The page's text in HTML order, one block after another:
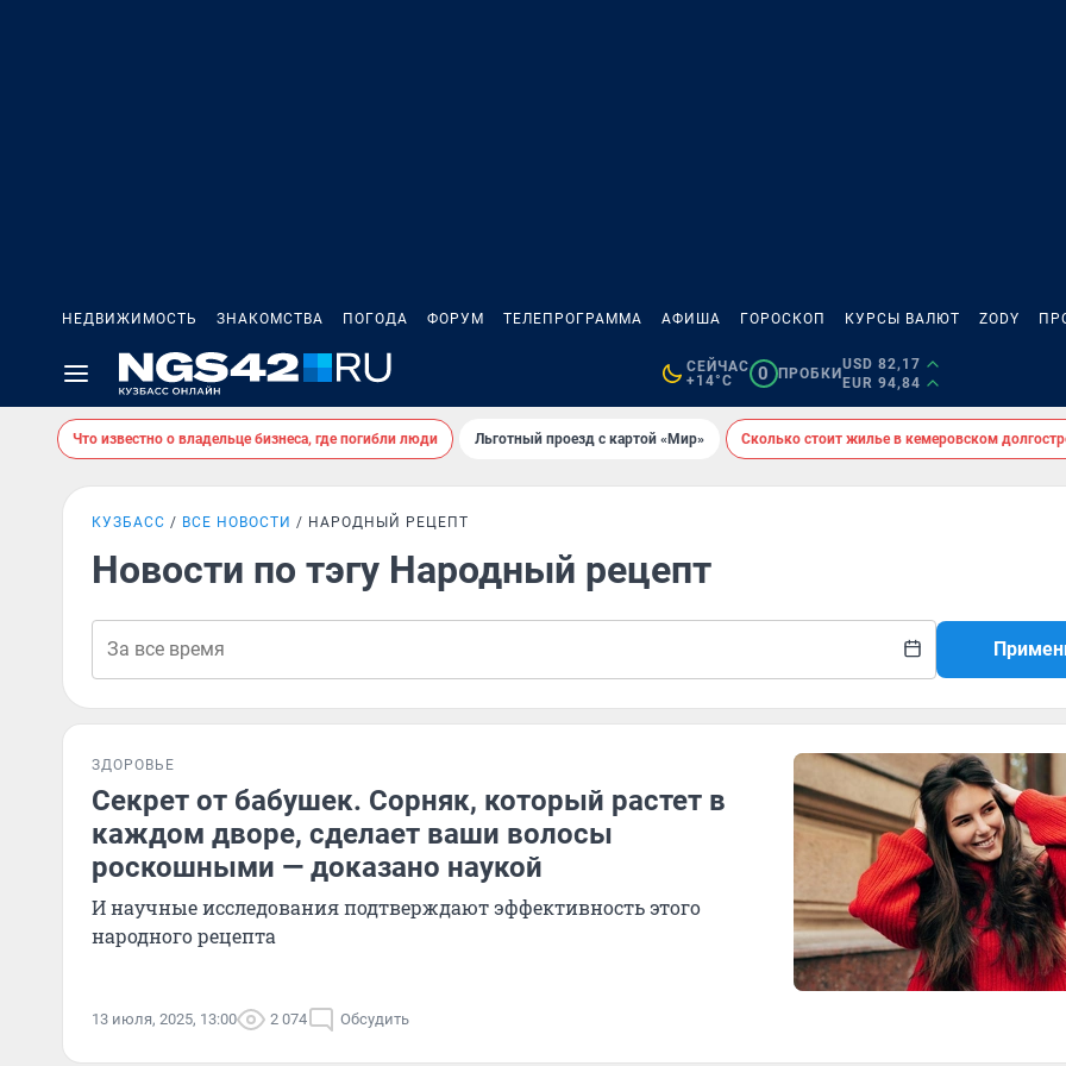
НЕДВИЖИМОСТЬ ЗНАКОМСТВА ПОГОДА ФОРУМ ТЕЛЕПРОГРАММА АФИША ГОРОСКОП КУРСЫ ВАЛЮТ ZODY
СЕЙЧАС
+14°C
0 ПРОБКИ
USD 82,17
EUR 94,84
Что известно о владельце бизнеса, где погибли люди Льготный проезд с картой «Мир» Сколько стоит жилье в кемеровском
КУЗБАСС ВСЕ НОВОСТИ НАРОДНЫЙ РЕЦЕПТ
Новости по тэгу Народный рецепт
ЗДОРОВЬЕ
Секрет от бабушек. Сорняк, который растет в
каждом дворе, сделает ваши волосы
роскошными — доказано наукой
И научные исследования подтверждают эффективность этого
народного рецепта
13 июля, 2025, 13:00 2 074 Обсудить